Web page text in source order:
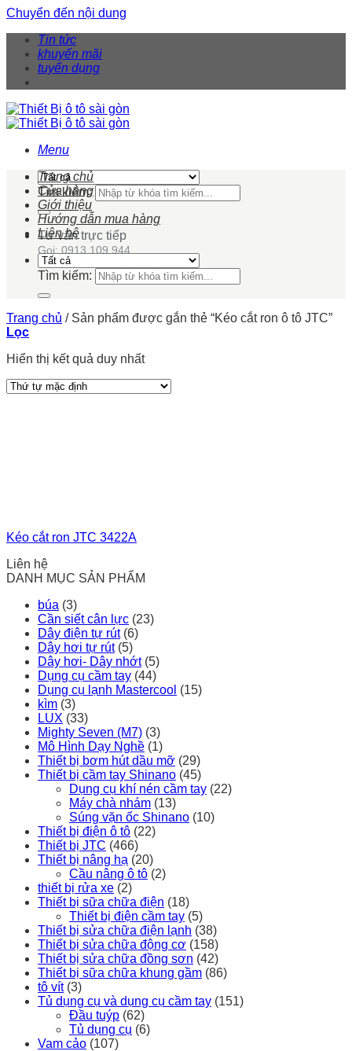
Chuyển đến nội dung
Tin tức
khuyến mãi
tuyển dụng
Menu
Tìm kiếm:
Tư vấn trực tiếp
Gọi: 0913 109 944
Trang chủ
Cửa hàng
Giới thiệu
Hướng dẫn mua hàng
Liên hệ
Tìm kiếm:
Trang chủ /Sản phẩm được gắn thẻ “Kéo cắt ron ô tô JTC”
Lọc
Hiển thị kết quả duy nhất
Kéo cắt ron JTC 3422A
Liên hệ
DANH MỤC SẢN PHẨM
búa (3)
Cần siết cân lực (23)
Dây điện tự rút (6)
Dây hơi tự rút (5)
Dây hơi- Dây nhớt (5)
Dụng cụ cầm tay (44)
Dụng cụ lạnh Mastercool (15)
kìm (3)
LUX (33)
Mighty Seven (M7) (3)
Mô Hình Dạy Nghề (1)
Thiết bị bơm hút dầu mỡ (29)
Thiết bị cầm tay Shinano (45)
Dụng cụ khí nén cầm tay (22)
Máy chà nhám (13)
Súng vặn ốc Shinano (10)
Thiết bị điện ô tô (22)
Thiết bị JTC (466)
Thiết bị nâng hạ (20)
Cầu nâng ô tô (2)
thiết bị rửa xe (2)
Thiết bị sữa chữa điện (18)
Thiết bị điện cầm tay (5)
Thiết bị sửa chữa điện lạnh (38)
Thiết bị sửa chữa động cơ (158)
Thiết bị sửa chữa đồng sơn (42)
Thiết bị sữa chữa khung gầm (86)
tô vít (3)
Tủ dụng cụ và dụng cụ cầm tay (151)
Đầu tuýp (62)
Tủ dụng cụ (6)
Vam cảo (107)